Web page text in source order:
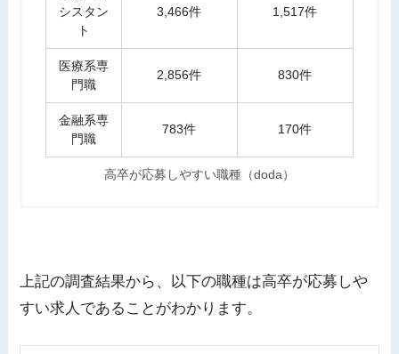
シスタン
ト
3,466件 1,517件
医療系専
門職
2,856件 830件
金融系専
門職
783件 170件
高卒が応募しやすい職種（doda）
上記の調査結果から、以下の職種は高卒が応募しや
すい求人であることがわかります。